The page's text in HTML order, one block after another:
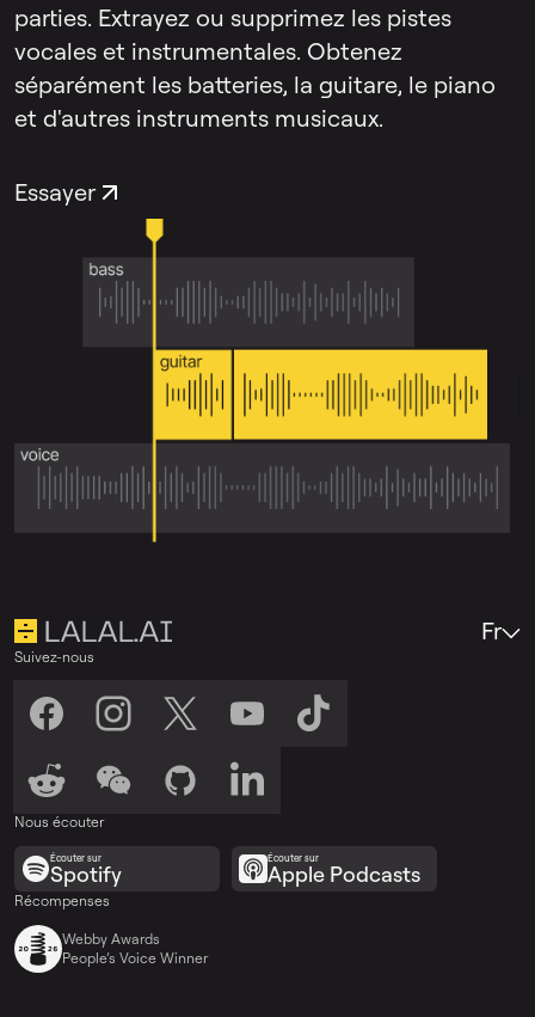
parties. Extrayez ou supprimez les pistes
vocales et instrumentales. Obtenez
séparément les batteries, la guitare, le piano
et d'autres instruments musicaux.
Essayer
Suivez-nous
Nous écouter
Écouter sur
Spotify
Écouter sur
Apple Podcasts
Récompenses
Webby Awards
People’s Voice Winner
Fr